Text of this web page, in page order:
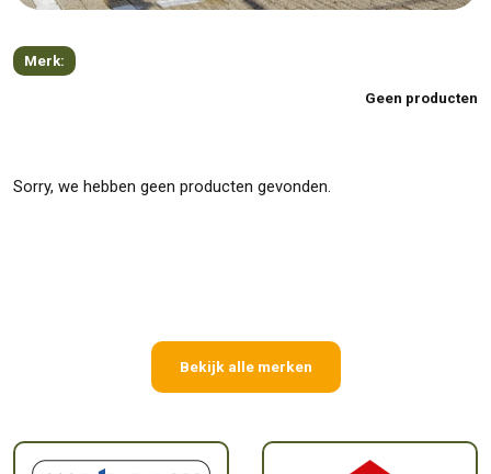
Merk:
Geen producten
Sorry, we hebben geen producten gevonden.
Bekijk alle merken